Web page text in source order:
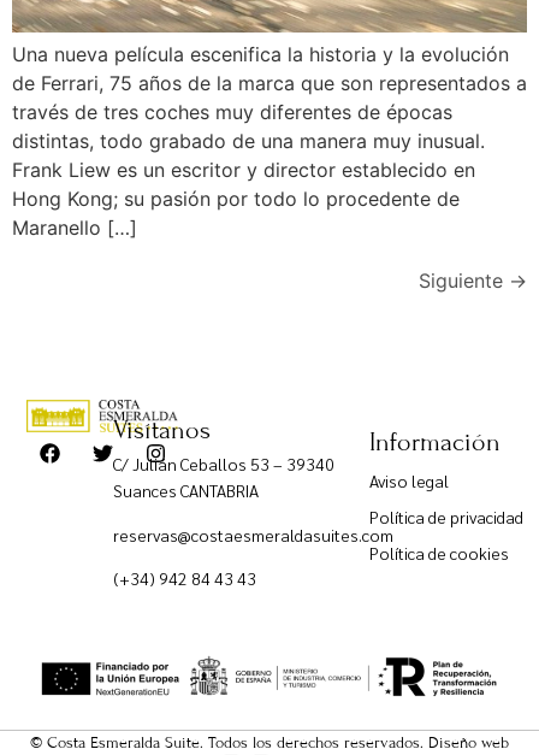
Una nueva película escenifica la historia y la evolución
de Ferrari, 75 años de la marca que son representados a
través de tres coches muy diferentes de épocas
distintas, todo grabado de una manera muy inusual.
Frank Liew es un escritor y director establecido en
Hong Kong; su pasión por todo lo procedente de
Maranello […]
Siguiente →
Visítanos
C/ Julián Ceballos 53 – 39340
Suances CANTABRIA
reservas@costaesmeraldasuites.com
(+34) 942 84 43 43
Información
Aviso legal
Política de privacidad
Política de cookies
© Costa Esmeralda Suite. Todos los derechos reservados. Diseño web